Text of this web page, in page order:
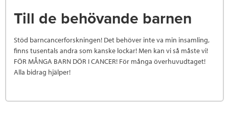
Till de behövande barnen
Stöd barncancerforskningen! Det behöver inte va min insamling,
finns tusentals andra som kanske lockar! Men kan vi så måste vi!
FÖR MÅNGA BARN DÖR I CANCER! För många överhuvudtaget!
Alla bidrag hjälper!